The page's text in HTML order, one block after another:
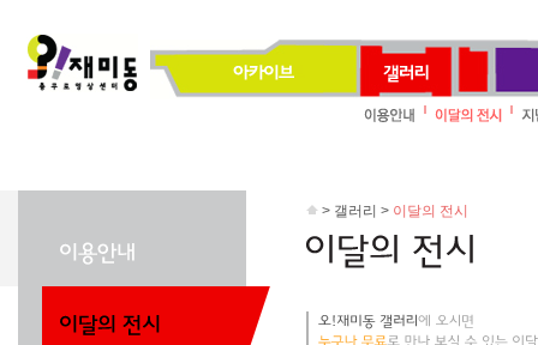
> 갤러리 > 이달의 전시